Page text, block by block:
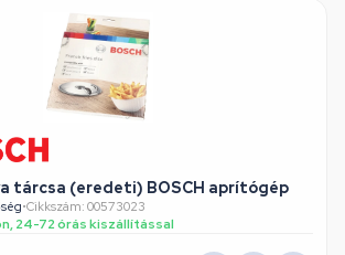
tárcsa (eredeti) BOSCH aprítógép
•Cikkszám: 00573023
24-72 órás kiszállítással